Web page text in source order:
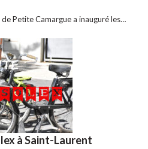
Petite Camargue a inauguré les…
à Saint-Laurent